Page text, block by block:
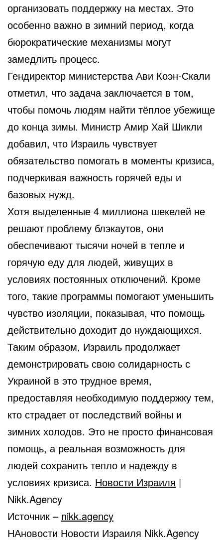
организовать поддержку на местах. Это
особенно важно в зимний период, когда
бюрократические механизмы могут
замедлить процесс.
Гендиректор министерства Ави Коэн-Скали
отметил, что задача заключается в том,
чтобы помочь людям найти тёплое убежище
до конца зимы. Министр Амир Хай Шикли
добавил, что Израиль чувствует
обязательство помогать в моменты кризиса,
подчеркивая важность горячей еды и
базовых нужд.
Хотя выделенные 4 миллиона шекелей не
решают проблему блэкаутов, они
обеспечивают тысячи ночей в тепле и
горячую еду для людей, живущих в
условиях постоянных отключений. Кроме
того, такие программы помогают уменьшить
чувство изоляции, показывая, что помощь
действительно доходит до нуждающихся.
Таким образом, Израиль продолжает
демонстрировать свою солидарность с
Украиной в это трудное время,
предоставляя необходимую поддержку тем,
кто страдает от последствий войны и
зимних холодов. Это не просто финансовая
помощь, а реальная возможность для
людей сохранить тепло и надежду в
условиях кризиса. Новости Израиля |
Nikk.Agency
Источник – nikk.agency
НАновости Новости Израиля Nikk.Agency